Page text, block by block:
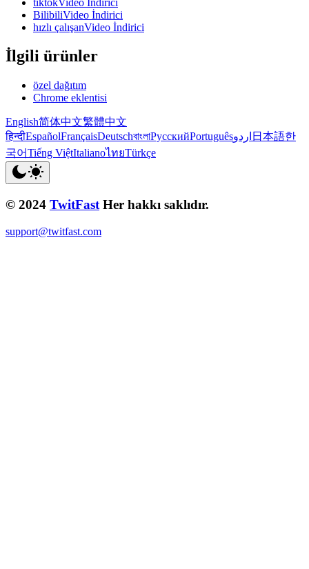
BilibiliVideo İndirici
hızlı çalışanVideo İndirici
İlgili ürünler
özel dağıtım
Chrome eklentisi
English简体中文繁體中文
हिन्दीEspañolFrançaisDeutschবাংলাРусскийPortuguêsاردو 日本語한
국어Tiếng ViệtItalianoไทยTürkçe
© 2024 TwitFast Her hakkı saklıdır.
support@twitfast.com